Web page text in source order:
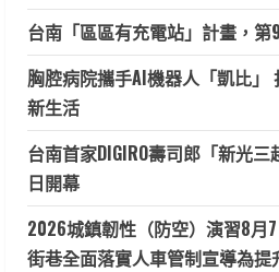
台南「區區有充電站」計畫，
胸腔病院攜手AI機器人「凱比」
新生活
台南首家DIGIRO壽司郎「新光
日開幕
2026城鎮韌性（防空）演習8月
街巷全面落實人車管制宣導為